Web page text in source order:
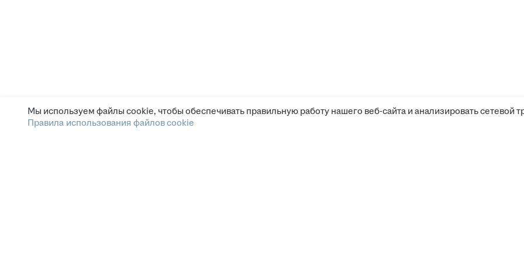
Мы используем файлы cookie, чтобы обеспечивать правильную работу нашего веб-сайта и анализировать сетевой
Правила использования файлов cookie